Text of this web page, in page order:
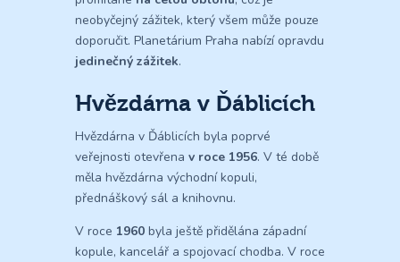
neobyčejný zážitek, který všem může pouze
doporučit. Planetárium Praha nabízí opravdu
jedinečný zážitek.
Hvězdárna v Ďáblicích
Hvězdárna v Ďáblicích byla poprvé
veřejnosti otevřena v roce 1956. V té době
měla hvězdárna východní kopuli,
přednáškový sál a knihovnu.
V roce 1960 byla ještě přidělána západní
kopule, kancelář a spojovací chodba. V roce